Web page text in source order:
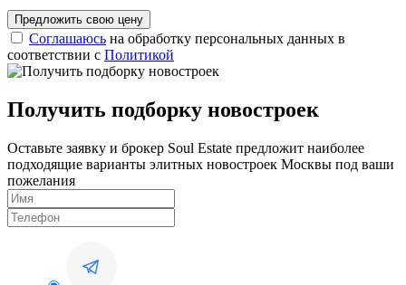
Соглашаюсь на обработку персональных данных в
соответствии с Политикой
Получить подборку новостроек
Оставьте заявку и брокер Soul Estate предложит наиболее
подходящие варианты элитных новостроек Москвы под ваши
пожелания